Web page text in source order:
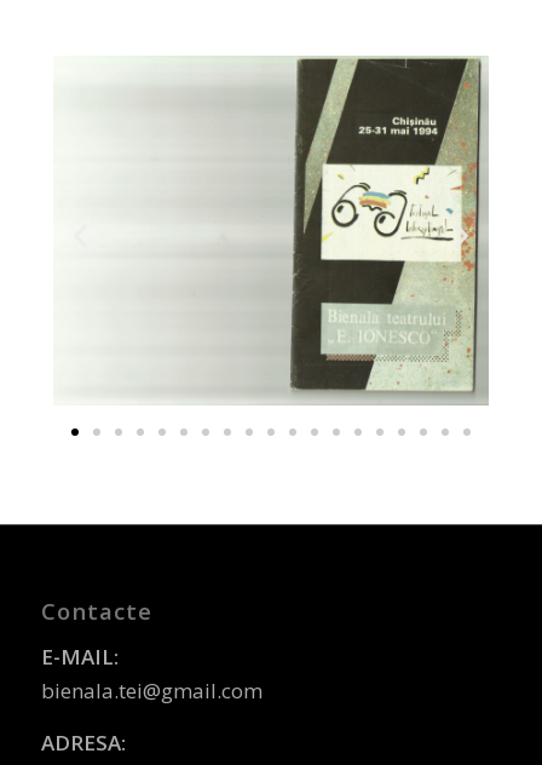
Contacte
E-MAIL:
bienala.tei@gmail.com
ADRESA: